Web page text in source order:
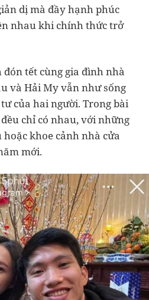
dị mà đầy hạnh phúc
nhau khi chính thức trở
tết cùng gia đình nhà
và Hải My vẫn như sống
của hai người. Trong bài
chỉ có nhau, với những
khoe cảnh nhà cửa
mới.